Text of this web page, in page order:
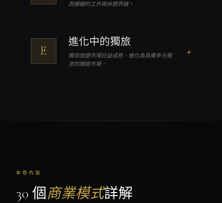
而模糊的工作與休閒界線。
E
進化中的獨旅
獨自旅遊市場日益成熟，進化為具備多元需
求的精緻市場。
+
本卷內容
30 個 商業模式詳解